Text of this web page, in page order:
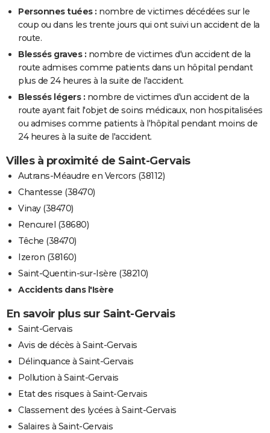
Personnes tuées : nombre de victimes décédées sur le
coup ou dans les trente jours qui ont suivi un accident de la
route.
Blessés graves : nombre de victimes d'un accident de la
route admises comme patients dans un hôpital pendant
plus de 24 heures à la suite de l'accident.
Blessés légers : nombre de victimes d'un accident de la
route ayant fait l'objet de soins médicaux, non hospitalisées
ou admises comme patients à l'hôpital pendant moins de
24 heures à la suite de l'accident.
Villes à proximité de Saint-Gervais
Autrans-Méaudre en Vercors (38112)
Chantesse (38470)
Vinay (38470)
Rencurel (38680)
Têche (38470)
Izeron (38160)
Saint-Quentin-sur-Isère (38210)
Accidents dans l'Isère
En savoir plus sur Saint-Gervais
Saint-Gervais
Avis de décès à Saint-Gervais
Délinquance à Saint-Gervais
Pollution à Saint-Gervais
Etat des risques à Saint-Gervais
Classement des lycées à Saint-Gervais
Salaires à Saint-Gervais